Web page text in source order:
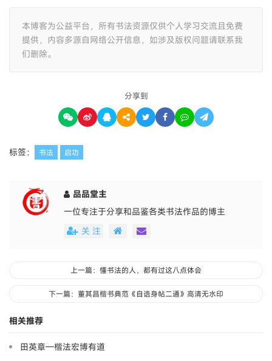
本博客为公益平台，所有书法资源仅供个人学习交流且免费
提供，内容多源自网络公开信息，如涉及版权问题请联系我
们删除。
分享到
标签： 书法 启功
品品堂主
一位专注于分享和品鉴各类书法作品的博主
关 注
上一篇：懂书法的人，都有过这八点体会
下一篇：董其昌楷书典范《自诰身帖二通》高清无水印
相关推荐
田英章—楷法宏博有道